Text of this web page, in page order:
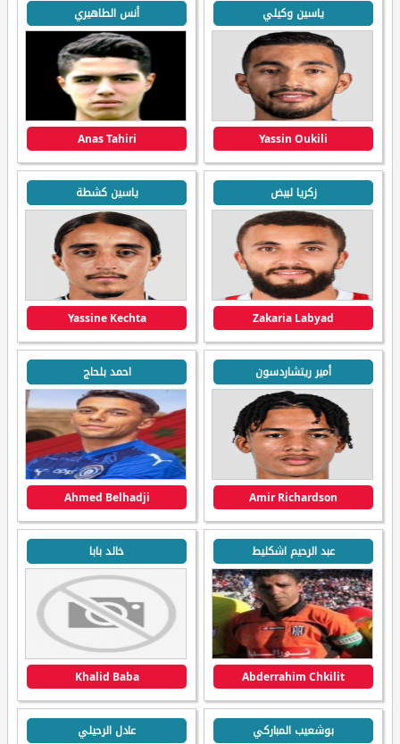
ياسين وكيلي
Yassin Oukili
أنس الطاهيري
Anas Tahiri
زكريا لبيض
Zakaria Labyad
ياسين كشطة
Yassine Kechta
أمير ريتشاردسون
Amir Richardson
احمد بلحاج
Ahmed Belhadji
عبد الرحيم اشكليط
Abderrahim Chkilit
خالد بابا
Khalid Baba
بوشعيب المباركي عادل الرحيلي